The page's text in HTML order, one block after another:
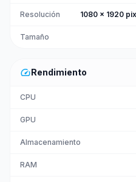
Resolución 1080 x 1920
Tamaño
speedRendimiento
CPU
GPU
Almacenamiento
RAM